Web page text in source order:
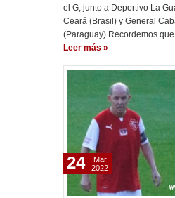
el G, junto a Deportivo La
Ceará (Brasil) y General
(Paraguay).Recordemos
Leer más »
24
Mar
2022